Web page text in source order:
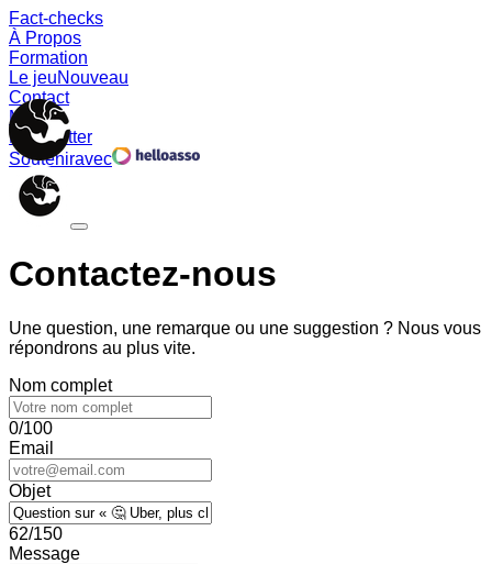
Fact-checks
À Propos
Formation
Le jeuNouveau
Contact
Memes
Newsletter
Souteniravec
Contactez-nous
Une question, une remarque ou une suggestion ? Nous vous
répondrons au plus vite.
Nom complet
0/100
Email
Objet
62/150
Message